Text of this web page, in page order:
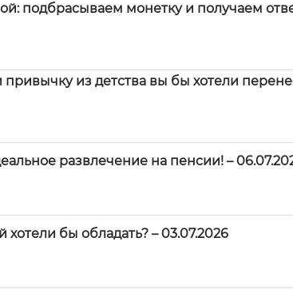
подбрасываем монетку и получаем
из детства вы бы хотели
развлечение на пенсии! –
бы обладать? – 03.07.2026